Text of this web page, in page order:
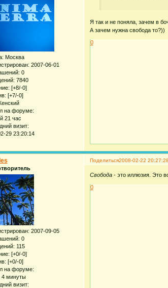
Москва
: 2007-06-01
0
7840
[+8/-0]
[+7/-0]
на форуме:
21 час
визит:
29 23:20:14
Я так и не поняла, зачем в
А зачем нужна свобода то?))
0
Поделиться2008-02-22 20:27:28
: 2007-09-05
0
115
[+0/-0]
[+0/-0]
на форуме:
4 минуты
визит:
Свобода- это иллюзия. Это
0